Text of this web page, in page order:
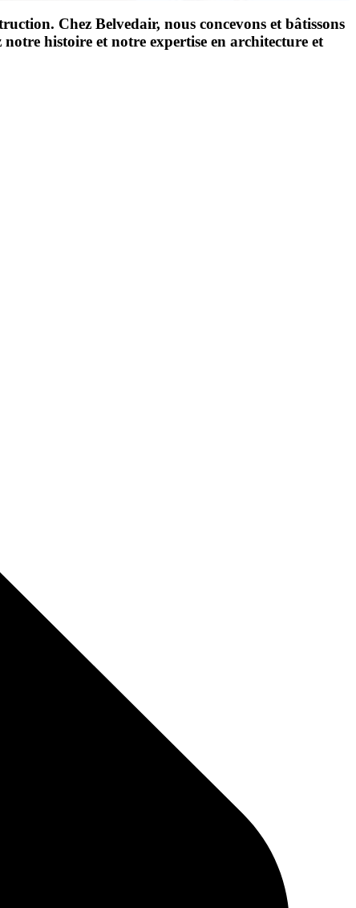
Chez Belvedair, nous concevons et bâtissons
histoire et notre expertise en architecture et